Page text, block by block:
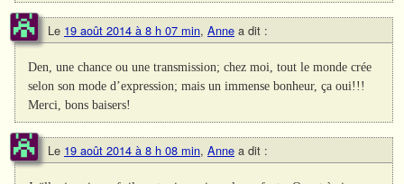
Le 19 août 2014 à 8 h 07 min, Anne a dit :
Den, une chance ou une transmission; chez moi, tout le monde crée
selon son mode d’expression; mais un immense bonheur, ça oui!!!
Merci, bons baisers!
Le 19 août 2014 à 8 h 08 min, Anne a dit :